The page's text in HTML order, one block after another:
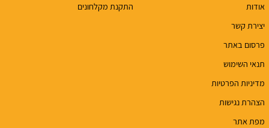
אודות
יצירת קשר
פרסום באתר
תנאי השימוש
מדיניות הפרטיות
הצהרת נגישות
מפת אתר
התקנת מקלחונים